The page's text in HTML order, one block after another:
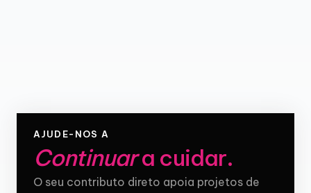
AJUDE-NOS A
Continuara cuidar.
O seu contributo direto apoia projetos de